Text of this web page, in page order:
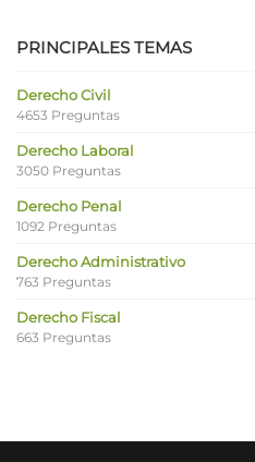
PRINCIPALES TEMAS
Derecho Civil
4653 Preguntas
Derecho Laboral
3050 Preguntas
Derecho Penal
1092 Preguntas
Derecho Administrativo
763 Preguntas
Derecho Fiscal
663 Preguntas